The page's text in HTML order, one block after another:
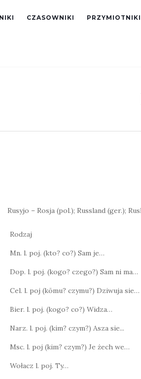
CZASOWNIKI PRZYMIOTNIKI
Rusyjo – Rosja (pol.); Russland (ger.);
Rodzaj
Mn. l. poj. (kto? co?) Sam je…
Dop. l. poj. (kogo? czego?) Sam ni ma…
Cel. l. poj (kōmu? czymu?) Dziwuja sie…
Bier. l. poj. (kogo? co?) Widza…
Narz. l. poj. (kim? czym?) Asza sie...
Msc. l. poj (kim? czym?) Je żech we…
Wołacz l. poj. Ty…